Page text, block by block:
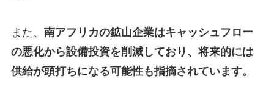
また、 南アフリカの鉱山企業はキャッシュフロー
の悪化から設備投資を削減しており、将来的には
供給が頭打ちになる可能性も指摘されています。